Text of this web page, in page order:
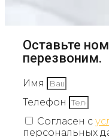
Оставьте
перезвоним.
Имя
Телефон
Согласен с
персональных